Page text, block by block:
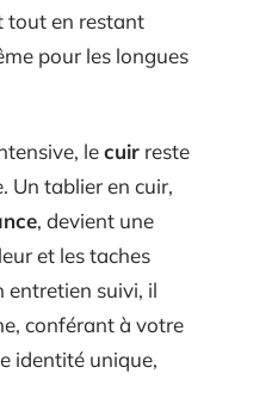
tout en restant
pour les longues
lecuir reste
Un tablier en cuir,
, devient une
et les taches
entretien suivi, il
conférant à votre
identité unique,